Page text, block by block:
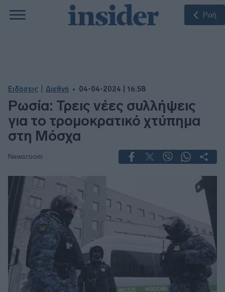
Ροή
Ειδήσεις Διεθνή 04-04-2024 | 16:58
Ρωσία: Τρεις νέες συλλήψεις
για το τρομοκρατικό χτύπημα
στη Μόσχα
Newsroom